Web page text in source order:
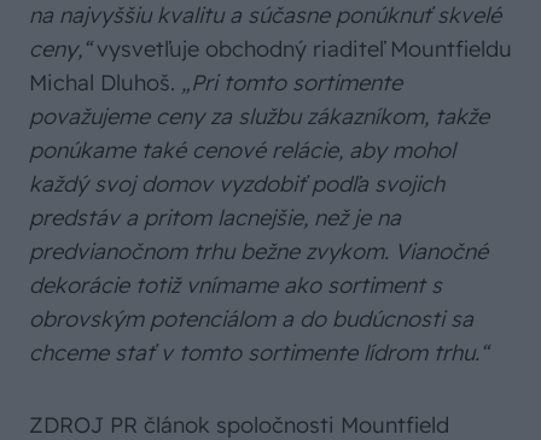
na najvyššiu kvalitu a súčasne ponúknuť skvelé
ceny,“vysvetľuje obchodný riaditeľ Mountfieldu
Michal Dluhoš. „Pri tomto sortimente
považujeme ceny za službu zákazníkom, takže
ponúkame také cenové relácie, aby mohol
každý svoj domov vyzdobiť podľa svojich
predstáv a pritom lacnejšie, než je na
predvianočnom trhu bežne zvykom. Vianočné
dekorácie totiž vnímame ako sortiment s
obrovským potenciálom a do budúcnosti sa
chceme stať v tomto sortimente lídrom trhu.“
ZDROJ PR článok spoločnosti Mountfield